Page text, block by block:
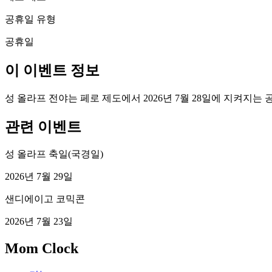
공휴일 유형
공휴일
이 이벤트 정보
성 올라프 전야는 페로 제도에서 2026년 7월 28일에 지켜지는
관련 이벤트
성 올라프 축일(국경일)
2026년 7월 29일
샌디에이고 코믹콘
2026년 7월 23일
Mom Clock